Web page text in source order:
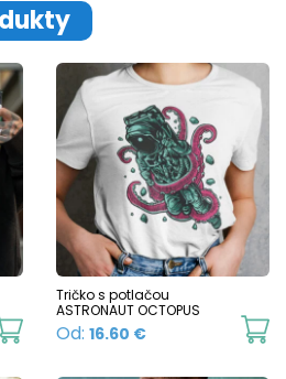
This
Tričko s potlačou
ASTRONAUT OCTOPUS
Od: 16.60 €